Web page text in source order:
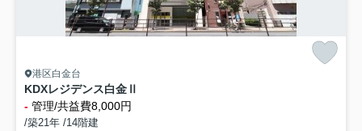
港区白金台
KDXレジデンス白金Ⅱ
- 管理/共益費8,000円
/築21年 /14階建